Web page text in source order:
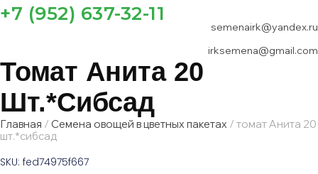
+7 (952) 637-32-11
semenairk@yandex.ru
irksemena@gmail.com
Томат Анита 20
Шт.*сибсад
Главная / Семена овощей в цветных пакетах / томат Анита 20
шт.*сибсад
SKU: fed74975f667